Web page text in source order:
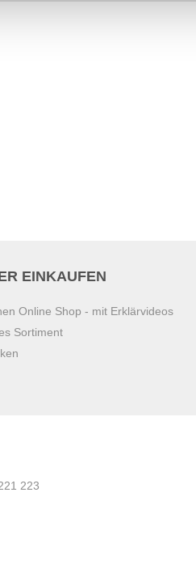
EINKAUFEN
Online Shop - mit Erklärvideos
Sortiment
223